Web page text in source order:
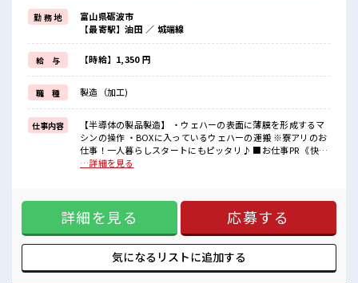
寮から就業先まで送迎があるのでラクチン！
また自転車と布団の立替購入も可能です♪
寮周辺には徒歩圏内にコンビニ・スーパーあり！
《未経験の方カンゲイ》
初めてで不安な方も大丈夫！
困った時は近くにいる先輩がしっかりサポートしてくれるから安心
ですね★
また研修がしっかり8日間も！
ここで学んで不安を解消しましょう！
研修中でも時給が変わらないのもうれしいポイント！
■職場の雰囲気
大手優良企業！
特におすすめは社員食堂(*‘∀‘)★
夜勤のときも安心の24時間営業！
あったかいおいしい食事が出てきてほっこりしますね♪
#ryo
勤 務 地
富山県砺波市
【最寄駅】油田 ／ 城端線
給 与 【時給】1,350 円
職 種 製造（加工)
仕事内容
【半導体の製品製造】 ・ウェハーの表面に薄膜を形成するマ
シンの操作 ・BOXに入っているウェハーの運搬 ※寮アリのお
仕事！一人暮らしスタートにもピッタリ♪ ■お仕事PR 《快適
ワンルーム寮完備》 TV・冷蔵庫・洗濯機・電子レンジ・エア
立替購入も可能です♪ 寮周辺には徒歩圏内にコンビニ・スー
パーあり！ 《未経験の方カンゲイ》 初めてで不安な方も大丈
夫！ 困った時は近くにいる先輩がしっかりサポートしてくれ
るから安心ですね★ また研修がしっかり8日間も！ ここで学
んで不安を解消しましょう！ 研修中でも時給が変わらないの
もうれしいポイント！ ■職場の雰囲気 大手優良企業！ 20代・
…詳細を見る
詳細を見る 応募する
気になるリストに追加する